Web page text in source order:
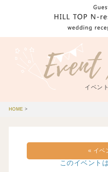
イベン
HOME >
« イベ
このイベント